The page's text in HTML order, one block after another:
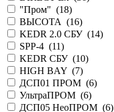
"Пром" (18)
ВЫСОТА (16)
KEDR 2.0 СБУ (14)
SPP-4 (11)
KEDR СБУ (10)
HIGH BAY (7)
ДСП01 ПРОМ (6)
УльтраПРОМ (6)
ДСП05 НеоПРОМ (6)